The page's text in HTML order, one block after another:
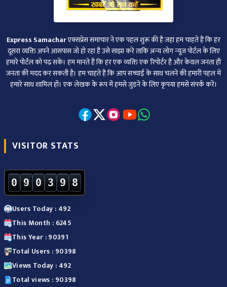
Express Samacharएक्सप्रेस समाचार ने एक पहल शुरू की है जहां हम चाहते हैं कि हर
दूसरा व्‍यक्ति अपने आसपास जो हो रहा है उसे साझा करे ताकि अन्‍य लोग न्‍यूज पोर्टल के लिए
हमारे पोर्टल को पढ़ सकें। हम मानते हैं कि हर एक व्यक्ति एक रिपोर्टर है और केवल जनता ही
जनता की मदद कर सकती है। हम चाहते हैं कि आप सच्चाई के साथ चलने की हमारी पहल में
हमारे साथ शामिल हों। एक लेखक के रूप में हमसे जुड़ने के लिए कृपया हमसे संपर्क करें।
VISITOR STATS
0 9 0 3 9 8
Users Today : 492
This Month : 6245
This Year : 90391
Total Users : 90398
Views Today : 492
Total views : 90398